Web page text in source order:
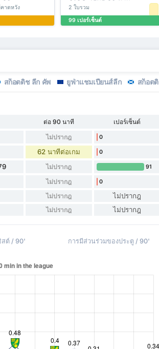
าดหวัง
2 ใบรวม
99 เปอร์เซ็นต์
สก็อตติช ลีก คัพ ยูฟ่าแชมเปียนส์ลีก สก็อตติ
ต่อ 90 นาที
เปอร์เซ็นต์
ไม่ปรากฎ 0
62 นาทีต่อเกม 0
ไม่ปรากฎ 91
ไม่ปรากฎ 0
ไม่ปรากฎ ไม่ปรากฎ
ไม่ปรากฎ ไม่ปรากฎ
ต์ / 90' การมีส่วนร่วมของประตู / 90'